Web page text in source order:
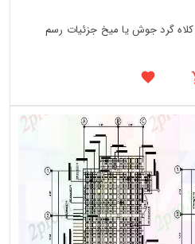
گرد جوش یا میخ جزئیات رسم